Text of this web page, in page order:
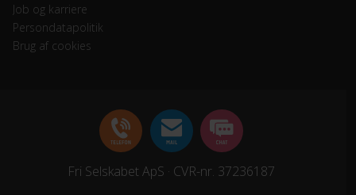
Job og karriere
Persondatapolitik
Brug af cookies
Fri Selskabet ApS · CVR-nr. 37236187